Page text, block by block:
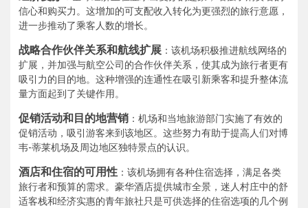
信心和购买力。这增加的可支配收入转化为更强烈的旅行意愿，
进一步推动了乘客人数的增长。
战略合作伙伴关系和航线扩展 ：该机场积极推进航线网络的
扩展，并加强与航空公司的合作伙伴关系，使其成为旅行者更有
吸引力的目的地。这种增强的连通性在吸引新乘客和提升整体流
量方面起到了关键作用。
促销活动和目的地营销 ：机场和当地旅游部门实施了有效的
促销活动，吸引游客来到该地区。这些努力有助于提高人们对博
韦-蒂莱机场及周边地区独特景点的认识。
酒店和住宿的可用性 ：该机场拥有各种住宿选择，满足各类
旅行者和预算的需求。豪华酒店提供城市全景，迷人村庄中的舒
适客栈和经济实惠的青年旅社只是可供选择的住宿选项的几个例